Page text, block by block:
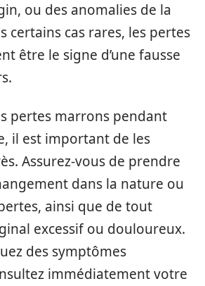
ou des anomalies de la
certains cas rares, les pertes
être le signe d’une fausse
pertes marrons pendant
il est important de les
Assurez-vous de prendre
dans la nature ou
ainsi que de tout
excessif ou douloureux.
des symptômes
immédiatement votre